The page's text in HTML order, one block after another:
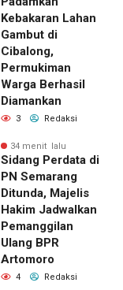
Kebakaran Lahan
Gambut di
Cibalong,
Permukiman
Warga Berhasil
Diamankan
3 Redaksi
34 menit lalu
Sidang Perdata di
PN Semarang
Ditunda, Majelis
Hakim Jadwalkan
Pemanggilan
Ulang BPR
Artomoro
4 Redaksi